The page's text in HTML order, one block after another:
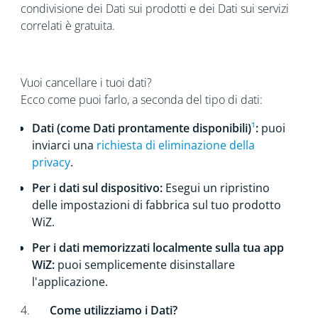
condivisione dei Dati sui prodotti e dei Dati sui servizi
correlati è gratuita.
Vuoi cancellare i tuoi dati?
Ecco come puoi farlo, a seconda del tipo di dati:
Dati (come Dati prontamente disponibili)¹:puoi
inviarci una richiesta di eliminazione della
privacy.
Per i dati sul dispositivo:Esegui un ripristino
delle impostazioni di fabbrica sul tuo prodotto
WiZ.
Per i dati memorizzati localmente sulla tua app
WiZ:puoi semplicemente disinstallare
l'applicazione.
4. Come utilizziamo i Dati?